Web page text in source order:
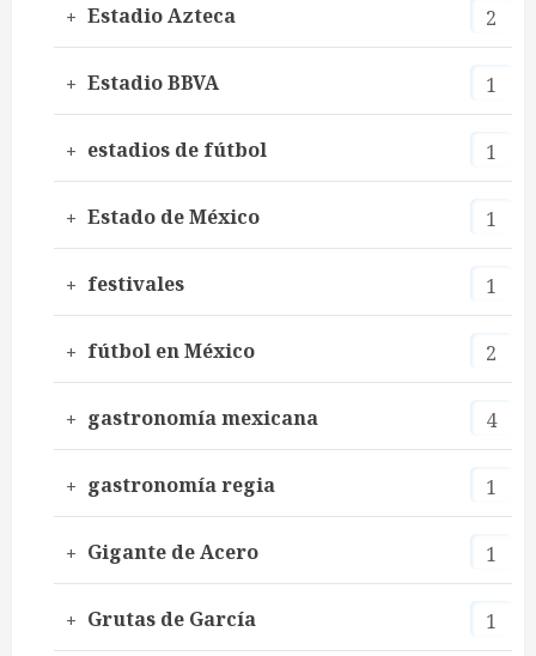
Estadio Azteca 2
Estadio BBVA 1
estadios de fútbol 1
Estado de México 1
festivales 1
fútbol en México 2
gastronomía mexicana 4
gastronomía regia 1
Gigante de Acero 1
Grutas de García 1